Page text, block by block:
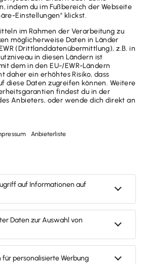
um die Steuererklärung
und Informationen
problemlos
Sie hier, wer eine
muss, welche Fristen
und welche Unterlagen Sie